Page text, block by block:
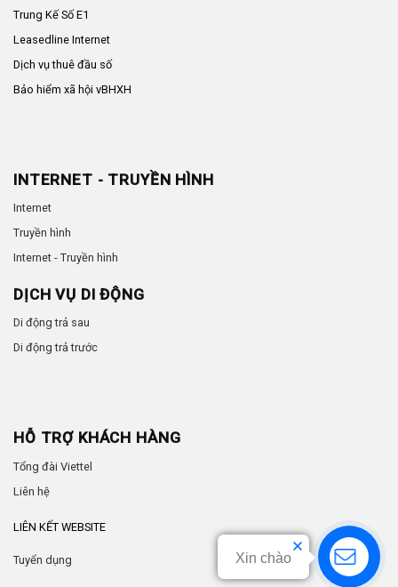
Trung Kế Số E1
Leasedline Internet
Dịch vụ thuê đầu số
Bảo hiểm xã hội vBHXH
INTERNET - TRUYỀN HÌNH
Internet
Truyền hình
Internet - Truyền hình
DỊCH VỤ DI ĐỘNG
Di động trả sau
Di động trả trước
HỖ TRỢ KHÁCH HÀNG
Tổng đài Viettel
Liên hệ
LIÊN KẾT WEBSITE
Tuyển dụng Xin chào